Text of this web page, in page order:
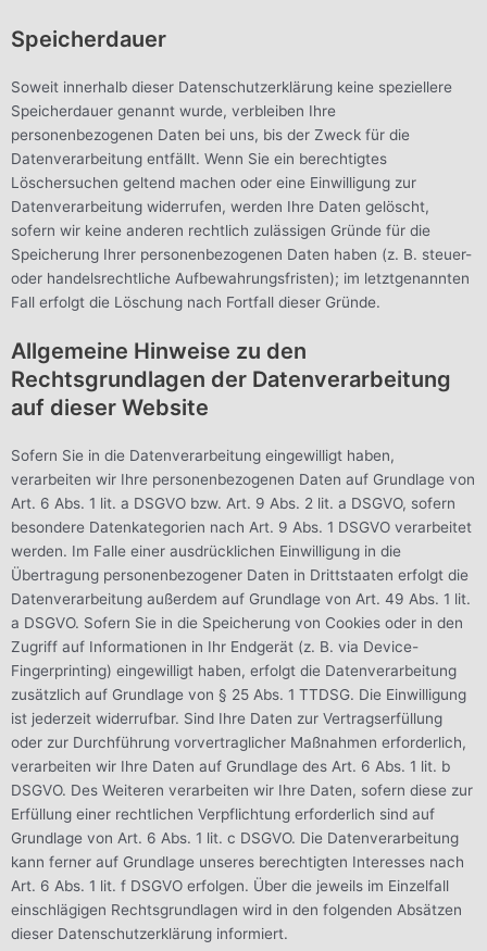
Speicherdauer
Soweit innerhalb dieser Datenschutzerklärung keine speziellere
Speicherdauer genannt wurde, verbleiben Ihre
personenbezogenen Daten bei uns, bis der Zweck für die
Datenverarbeitung entfällt. Wenn Sie ein berechtigtes
Löschersuchen geltend machen oder eine Einwilligung zur
Datenverarbeitung widerrufen, werden Ihre Daten gelöscht,
sofern wir keine anderen rechtlich zulässigen Gründe für die
Speicherung Ihrer personenbezogenen Daten haben (z. B. steuer-
oder handelsrechtliche Aufbewahrungsfristen); im letztgenannten
Fall erfolgt die Löschung nach Fortfall dieser Gründe.
Allgemeine Hinweise zu den
Rechtsgrundlagen der Datenverarbeitung
auf dieser Website
Sofern Sie in die Datenverarbeitung eingewilligt haben,
verarbeiten wir Ihre personenbezogenen Daten auf Grundlage von
Art. 6 Abs. 1 lit. a DSGVO bzw. Art. 9 Abs. 2 lit. a DSGVO, sofern
besondere Datenkategorien nach Art. 9 Abs. 1 DSGVO verarbeitet
werden. Im Falle einer ausdrücklichen Einwilligung in die
Übertragung personenbezogener Daten in Drittstaaten erfolgt die
Datenverarbeitung außerdem auf Grundlage von Art. 49 Abs. 1 lit.
a DSGVO. Sofern Sie in die Speicherung von Cookies oder in den
Zugriff auf Informationen in Ihr Endgerät (z. B. via Device-
Fingerprinting) eingewilligt haben, erfolgt die Datenverarbeitung
zusätzlich auf Grundlage von § 25 Abs. 1 TTDSG. Die Einwilligung
ist jederzeit widerrufbar. Sind Ihre Daten zur Vertragserfüllung
oder zur Durchführung vorvertraglicher Maßnahmen erforderlich,
verarbeiten wir Ihre Daten auf Grundlage des Art. 6 Abs. 1 lit. b
DSGVO. Des Weiteren verarbeiten wir Ihre Daten, sofern diese zur
Erfüllung einer rechtlichen Verpflichtung erforderlich sind auf
Grundlage von Art. 6 Abs. 1 lit. c DSGVO. Die Datenverarbeitung
kann ferner auf Grundlage unseres berechtigten Interesses nach
Art. 6 Abs. 1 lit. f DSGVO erfolgen. Über die jeweils im Einzelfall
einschlägigen Rechtsgrundlagen wird in den folgenden Absätzen
dieser Datenschutzerklärung informiert.